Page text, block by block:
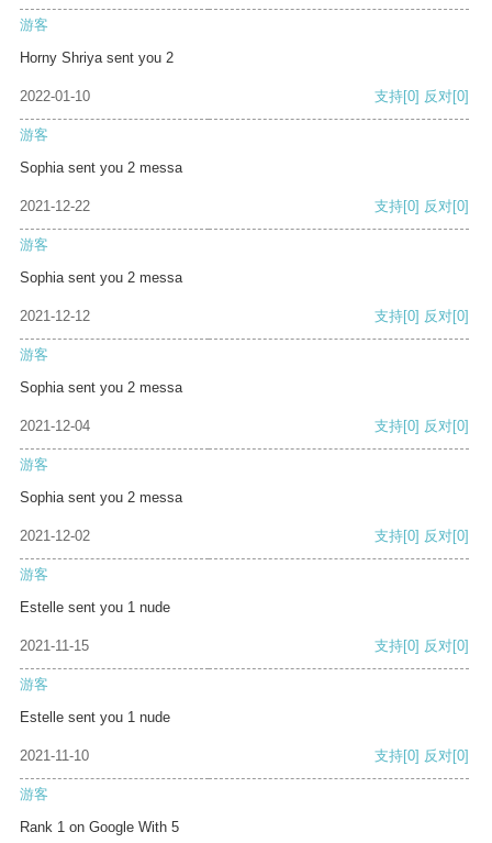
游客
Horny Shriya sent you 2
2022-01-10 支持[0] 反对[0]
游客
Sophia sent you 2 messa
2021-12-22 支持[0] 反对[0]
游客
Sophia sent you 2 messa
2021-12-12 支持[0] 反对[0]
游客
Sophia sent you 2 messa
2021-12-04 支持[0] 反对[0]
游客
Sophia sent you 2 messa
2021-12-02 支持[0] 反对[0]
游客
Estelle sent you 1 nude
2021-11-15 支持[0] 反对[0]
游客
Estelle sent you 1 nude
2021-11-10 支持[0] 反对[0]
游客
Rank 1 on Google With 5